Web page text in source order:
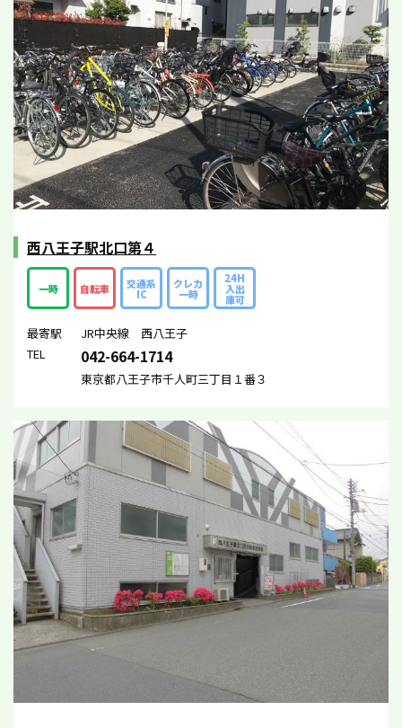
西八王子駅北口第４
一時 自転車 交通系
IC
クレカ
一時
24H
入出
庫可
最寄駅
JR中央線 西八王子
TEL
042-664-1714
東京都八王子市千人町三丁目１番３